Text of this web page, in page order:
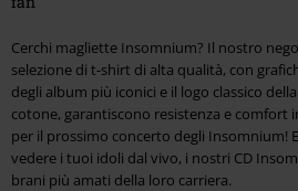
Cerchi magliette Insomnium? Il nostro
selezione di t-shirt di alta qualità, con
degli album più iconici e il logo classico
cotone, garantiscono resistenza e
per il prossimo concerto degli Insomnium!
vedere i tuoi idoli dal vivo, i nostri CD
brani più amati della loro carriera.